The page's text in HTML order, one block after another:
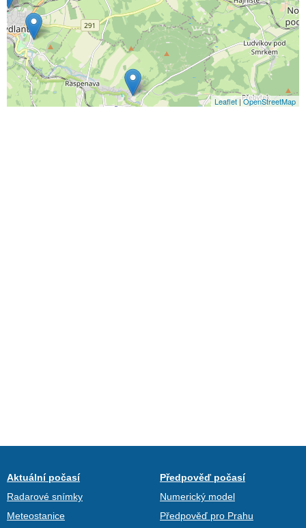
Leaflet |OpenStreetMap
Aktuální počasí
Radarové snímky
Meteostanice
Předpověď počasí
Numerický model
Předpověď pro Prahu